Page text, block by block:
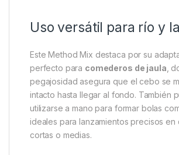
Para mejorar tus resultados, un
mézclalo con un poco más de agua
para lograr una textura más
encapsular partículas o pellets en el
facilitando su transporte directo al
alimentación y reteniendo peces en la
más tiempo.